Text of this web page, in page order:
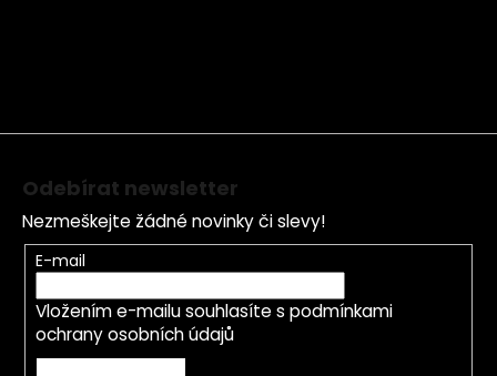
Odebírat newsletter
Nezmeškejte žádné novinky či slevy!
E-mail
Vložením e-mailu souhlasíte s podmínkami
ochrany osobních údajů